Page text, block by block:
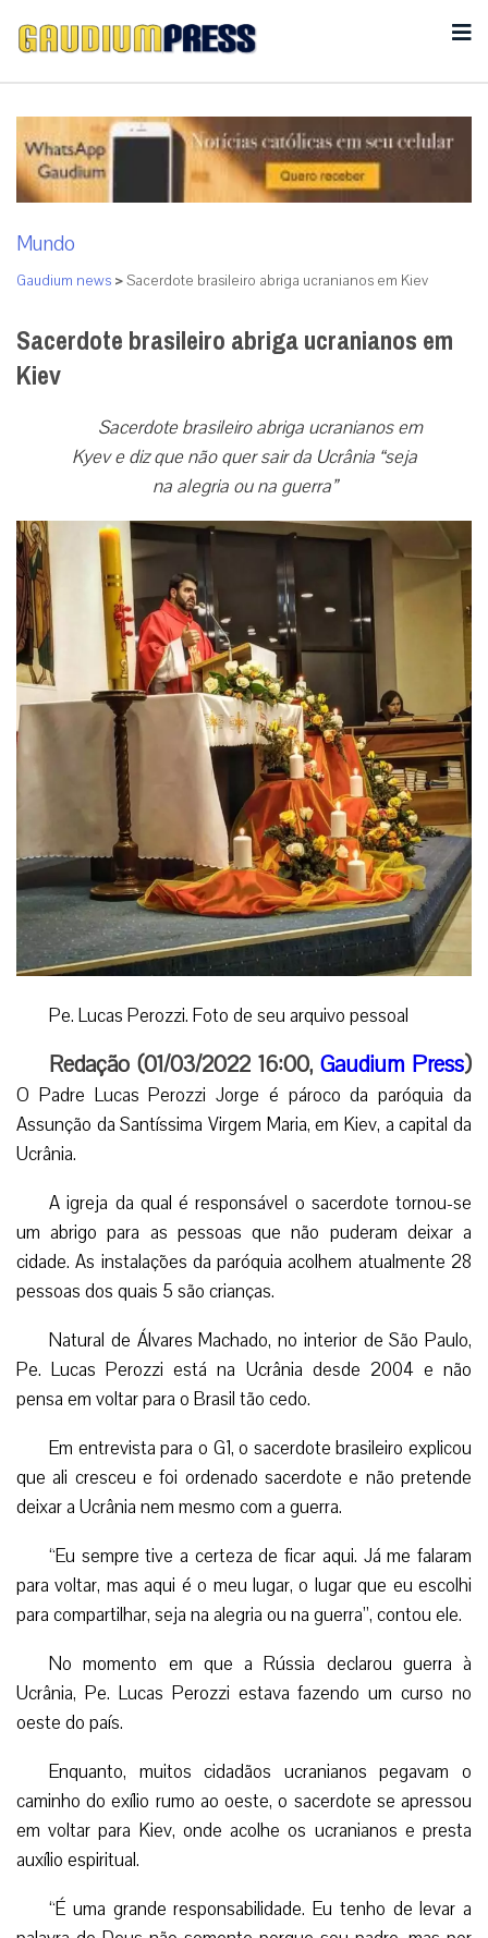
Mundo
Gaudium news >Sacerdote brasileiro abriga ucranianos em Kiev
Sacerdote brasileiro abriga ucranianos em
Kiev
Sacerdote brasileiro abriga ucranianos em
Kyev e diz que não quer sair da Ucrânia “seja
na alegria ou na guerra”
Pe. Lucas Perozzi. Foto de seu arquivo pessoal
Redação (01/03/2022 16:00,Gaudium Press)
O Padre Lucas Perozzi Jorge é pároco da paróquia da
Assunção da Santíssima Virgem Maria, em Kiev, a capital da
Ucrânia.
A igreja da qual é responsável o sacerdote tornou-se
um abrigo para as pessoas que não puderam deixar a
cidade. As instalações da paróquia acolhem atualmente 28
pessoas dos quais 5 são crianças.
Natural de Álvares Machado, no interior de São Paulo,
Pe. Lucas Perozzi está na Ucrânia desde 2004 e não
pensa em voltar para o Brasil tão cedo.
Em entrevista para o G1, o sacerdote brasileiro explicou
que ali cresceu e foi ordenado sacerdote e não pretende
deixar a Ucrânia nem mesmo com a guerra.
“Eu sempre tive a certeza de ficar aqui. Já me falaram
para voltar, mas aqui é o meu lugar, o lugar que eu escolhi
para compartilhar, seja na alegria ou na guerra”, contou ele.
No momento em que a Rússia declarou guerra à
Ucrânia, Pe. Lucas Perozzi estava fazendo um curso no
oeste do país.
Enquanto, muitos cidadãos ucranianos pegavam o
caminho do exílio rumo ao oeste, o sacerdote se apressou
em voltar para Kiev, onde acolhe os ucranianos e presta
auxílio espiritual.
“É uma grande responsabilidade. Eu tenho de levar a